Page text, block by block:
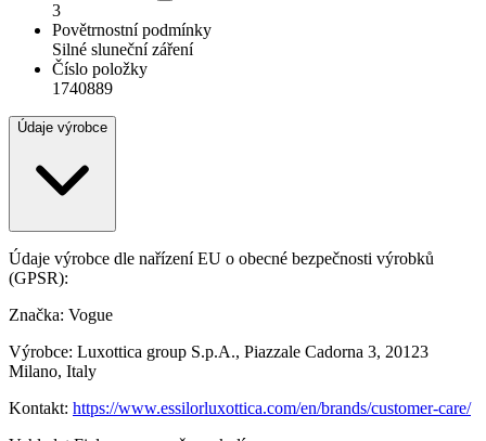
3
Povětrnostní podmínky
Silné sluneční záření
Číslo položky
1740889
Údaje výrobce
Údaje výrobce dle nařízení EU o obecné bezpečnosti výrobků
(GPSR):
Značka: Vogue
Výrobce: Luxottica group S.p.A., Piazzale Cadorna 3, 20123
Milano, Italy
Kontakt: https://www.essilorluxottica.com/en/brands/customer-care/